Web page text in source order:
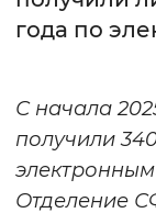
года по
С начала
получили
Отделение